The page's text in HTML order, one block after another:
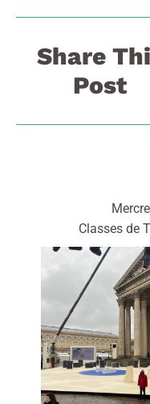
Share
Post
Classes de